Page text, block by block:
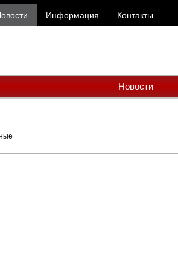
Информация Контакты
Новости